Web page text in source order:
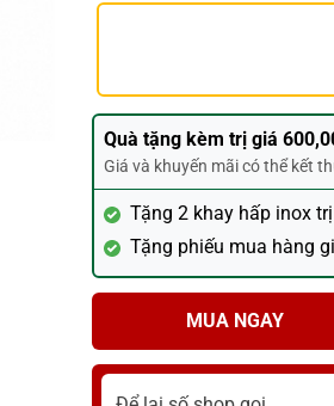
Quà tặng kèm trị giá
Giá và khuyến mãi có thể kết
Tặng 2 khay hấp inox
Tặng phiếu mua hàng
MUA NGAY